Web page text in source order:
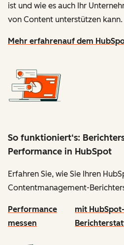
ist und wie es auch Ihr
von Content unterstützen kann.
Mehr erfahrenauf dem
So funktioniert‘s:
Performance in HubSpot
Erfahren Sie, wie Sie Ihren
Contentmanagement-
Performance
messen
mit